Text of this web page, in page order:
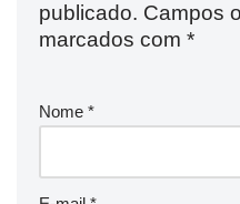
publicado. Campos
marcados com *
Nome *